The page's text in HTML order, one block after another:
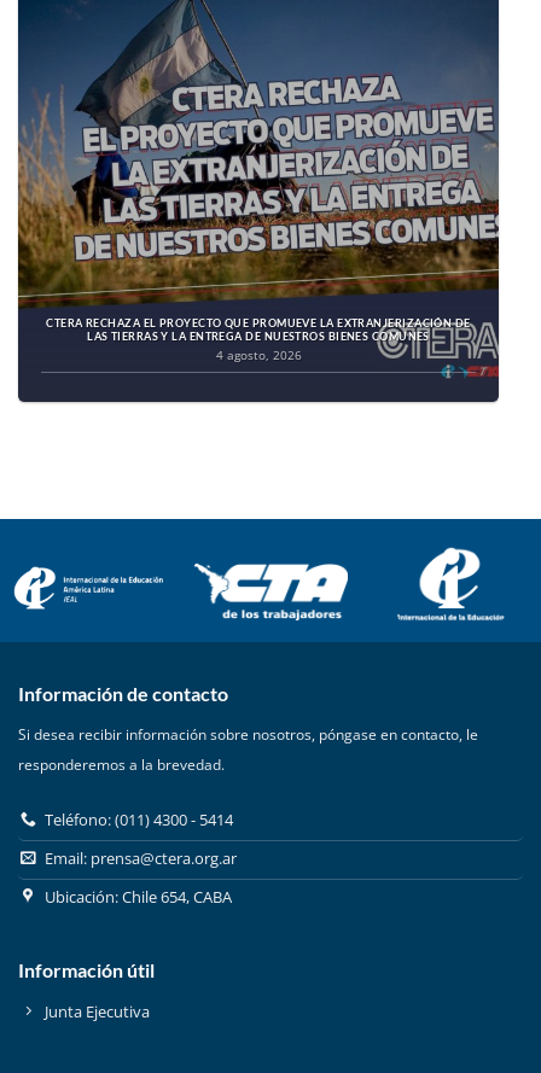
CTERA RECHAZA EL PROYECTO QUE PROMUEVE LA EXTRANJERIZACIÓN DE
LAS TIERRAS Y LA ENTREGA DE NUESTROS BIENES COMUNES
4 agosto, 2026
Información de contacto
Si desea recibir información sobre nosotros, póngase en contacto, le
responderemos a la brevedad.
Teléfono: (011) 4300 - 5414
Email: prensa@ctera.org.ar
Ubicación: Chile 654, CABA
Información útil
Junta Ejecutiva